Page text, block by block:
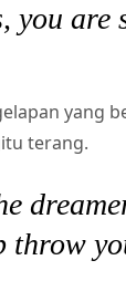
you are
yang
terang.
throw